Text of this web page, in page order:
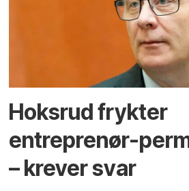
Hoksrud frykter
entreprenør-
– krever svar